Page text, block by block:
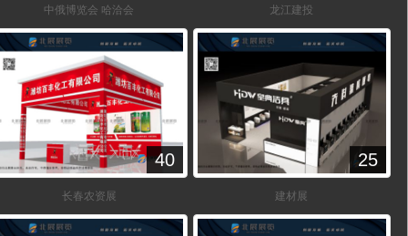
中俄博览会 哈洽会 龙江建投
40
长春农资展
25
建材展